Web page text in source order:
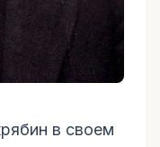
в своем